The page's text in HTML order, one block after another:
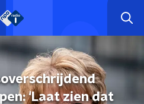
‘Laat zien dat